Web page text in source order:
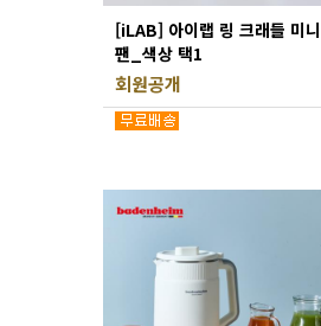
[iLAB] 아이랩 링 크래들 미니
팬_색상 택1
회원공개